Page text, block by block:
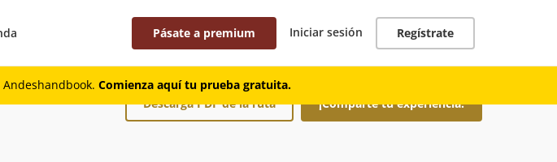
Pásate a premium Iniciar sesión Regístrate
Comienza aquí tu prueba gratuita.
Descarga PDF de la ruta ¡Comparte tu experiencia!